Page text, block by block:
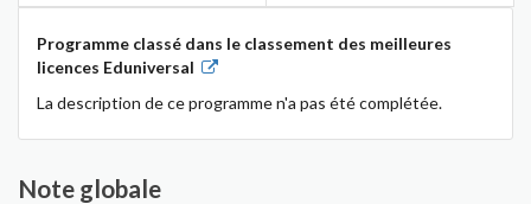
Programme classé dans le classement des meilleures
licences Eduniversal
La description de ce programme n'a pas été complétée.
Note globale